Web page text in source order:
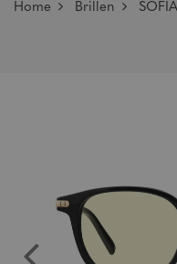
Home Brillen SOFIA